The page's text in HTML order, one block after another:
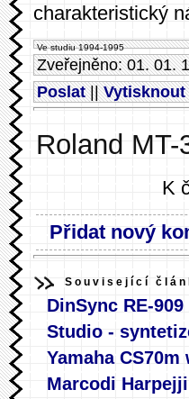
charakteristický
Ve studiu 1994-1995
Zveřejněno: 01. 01.
Poslat||Vytisknout
Roland
K
Přidat nový
Související
DinSync RE-
Studio -
Yamaha CS70m
Marcodi